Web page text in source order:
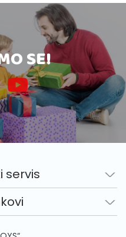
SE!
servis